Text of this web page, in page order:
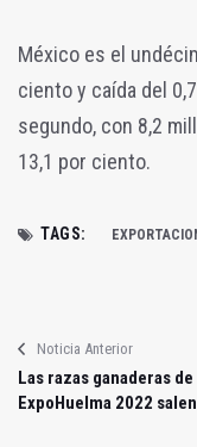
México es el
ciento y caída del
segundo, con 8,2
13,1 por ciento.
TAGS:
Noticia Anterior
Las razas ganaderas de
ExpoHuelma 2022